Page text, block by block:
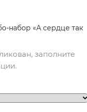
набор «А сердце так
заполните